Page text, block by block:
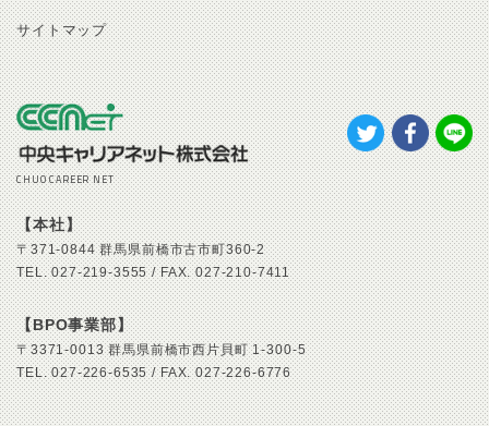
CHUO CAREER NET
【本社】
〒371-0844 群馬県前橋市古市町360-2
TEL. 027-219-3555 / FAX. 027-210-7411
【BPO事業部】
〒3371-0013 群馬県前橋市西片貝町 1-300-5
TEL. 027-226-6535 / FAX. 027-226-6776
サイトマップ